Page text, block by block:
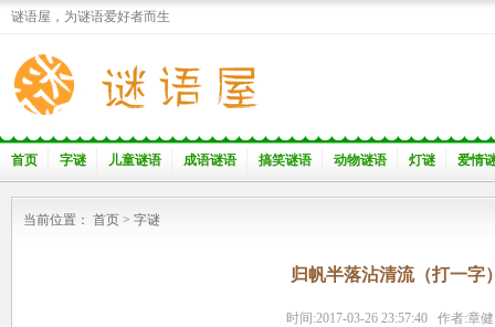
谜语屋，为谜语爱好者而生
首页 字谜 儿童谜语 成语谜语 搞笑谜语 动物谜语 灯谜 爱情
当前位置： 首页 > 字谜
归帆半落沾清流（打一字
时间:2017-03-26 23:57:40 作者:章